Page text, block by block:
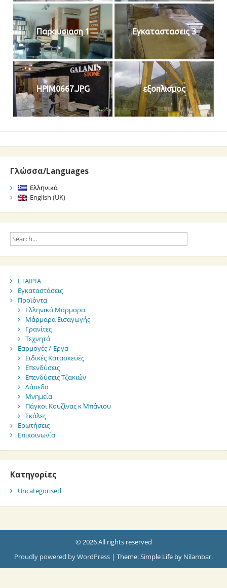
Παρουσιαση 1 Εγκαταστασεις 3
HPIM0667.JPG εξοπλισμος
Γλώσσα/Languages
Ελληνικά
English (UK)
ΕΤΑΙΡΙΑ
Εγκαταστάσεις
Προϊόντα
Ελληνικά Μάρμαρα.
Μάρμαρα Εισαγωγής
Γρανίτες
Τεχνητά
Εαρμογές / Έργα
Ειδικές Κατασκευές
Επενδύσεις
Επενδύσεις Τζακιών
Δάπεδα
Μνημεία
Πάγκοι Κουζίνας κ΄ Μπάνιου
Σκάλες
Ερωτήσεις
Επικοινωνία
Kατηγορίες
Uncategorised
© 2026 All rights reserved
Proudly powered by WordPress | Theme: Simple Life by Nilambar.